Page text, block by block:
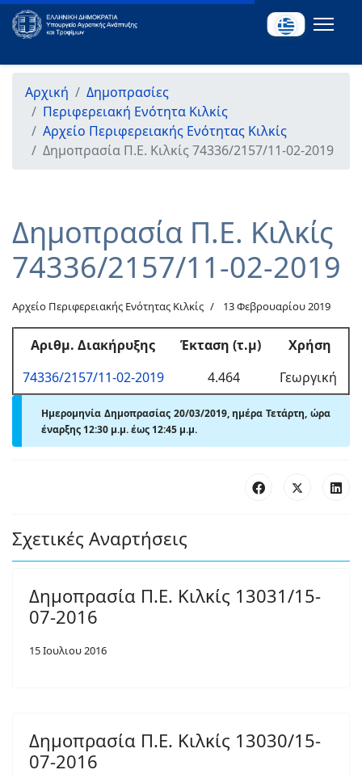
Αρχική
Δημοπρασίες
Περιφερειακή Ενότητα Κιλκίς
Αρχείο Περιφερειακής Ενότητας Κιλκίς
Δημοπρασία Π.Ε. Κιλκίς 74336/2157/11-02-2019
Δημοπρασία Π.Ε. Κιλκίς
74336/2157/11-02-2019
Αρχείο Περιφερειακής Ενότητας Κιλκίς 13 Φεβρουαρίου 2019
Αριθμ. Διακήρυξης Έκταση (τ.μ)
Χρήση
74336/2157/11-02-2019
4.464 Γεωργική
Ημερομηνία Δημοπρασίας 20/03/2019, ημέρα Τετάρτη, ώρα
έναρξης 12:30 μ.μ. έως 12:45 μ.μ.
Σχετικές Αναρτήσεις
Δημοπρασία Π.Ε. Κιλκίς 13031/15-
07-2016
15 Ιουλιου 2016
Δημοπρασία Π.Ε. Κιλκίς 13030/15-
07-2016